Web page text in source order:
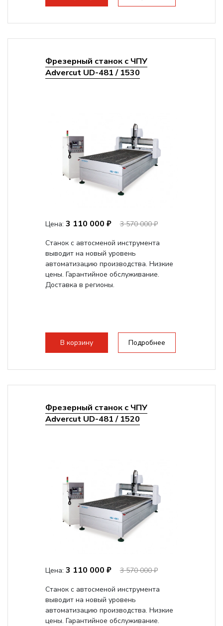
Фрезерный станок с ЧПУ
Advercut UD-481 / 1530
Цена: 3 110 000 ₽
3 570 000 ₽
Станок с автосменой инструмента
выводит на новый уровень
автоматизацию производства. Низкие
цены. Гарантийное обслуживание.
Доставка в регионы.
В корзину Подробнее
Фрезерный станок с ЧПУ
Advercut UD-481 / 1520
Цена: 3 110 000 ₽
3 570 000 ₽
Станок с автосменой инструмента
выводит на новый уровень
автоматизацию производства. Низкие
цены. Гарантийное обслуживание.